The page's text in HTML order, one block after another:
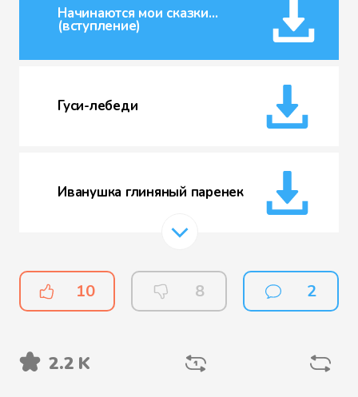
Начинаются мои сказки…
(вступление)
Гуси-лебеди
Иванушка глиняный паренек
Морозко
Ой, возле сада реченька
10 8 2
2.2 K